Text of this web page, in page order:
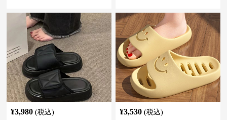
¥3,980 (税込)
¥3,530 (税込)